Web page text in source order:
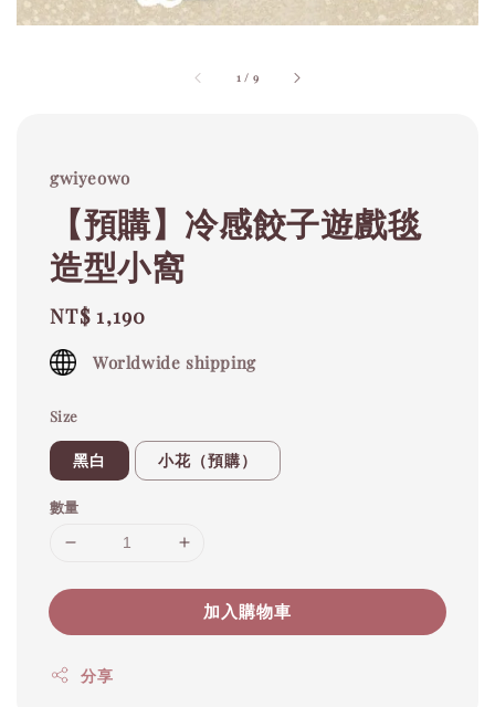
1 / 9
gwiyeowo
【預購】冷感餃子遊戲毯
造型小窩
Regular
price
NT$ 1,190
Worldwide shipping
Size
黑白 小花（預購）
數量
加入購物車
分享